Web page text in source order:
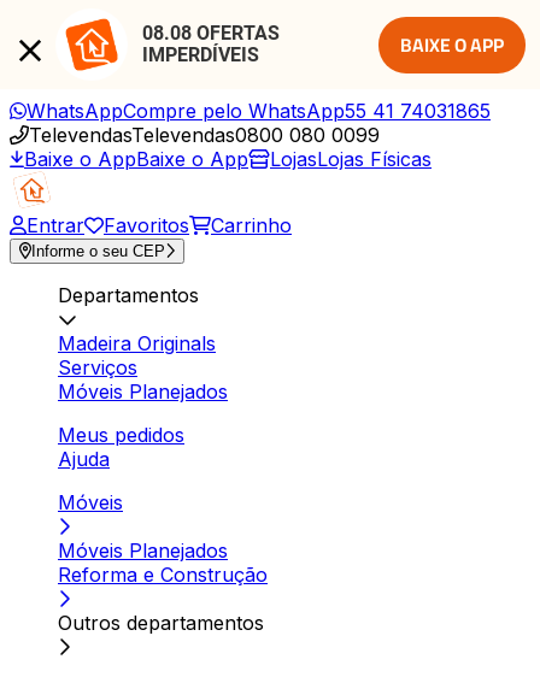
08.08 OFERTAS
IMPERDÍVEIS
BAIXE O APP
WhatsAppCompre pelo WhatsApp55 41 74031865
TelevendasTelevendas0800 080 0099
Baixe o AppBaixe o App LojasLojas Físicas
Entrar Favoritos Carrinho
Informe o seu CEP
Departamentos
Madeira Originals
Serviços
Móveis Planejados
Meus pedidos
Ajuda
Móveis
Móveis Planejados
Reforma e Construção
Outros departamentos